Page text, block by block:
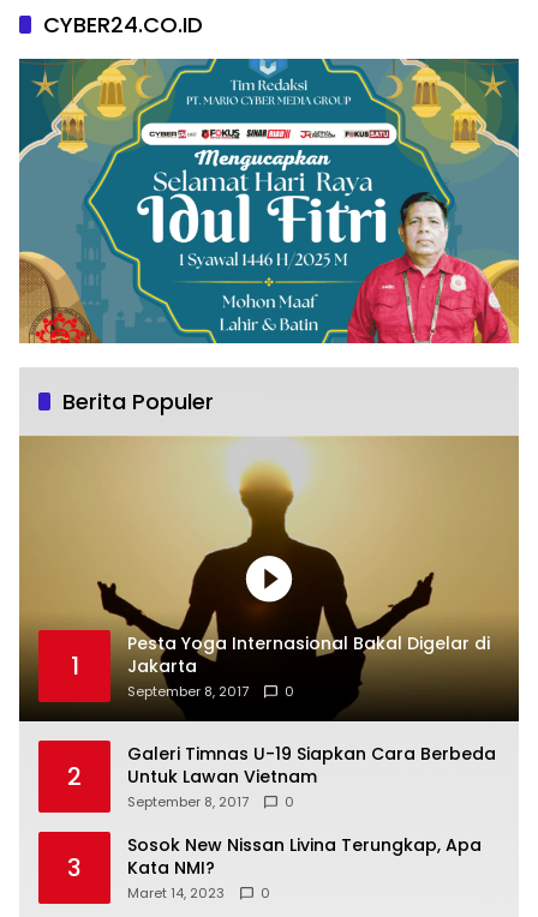
CYBER24.CO.ID
Berita Populer
1
Pesta Yoga Internasional Bakal Digelar di
Jakarta
September 8, 2017 0
2
Galeri Timnas U-19 Siapkan Cara Berbeda
Untuk Lawan Vietnam
September 8, 2017 0
3
Sosok New Nissan Livina Terungkap, Apa
Kata NMI?
Maret 14, 2023 0